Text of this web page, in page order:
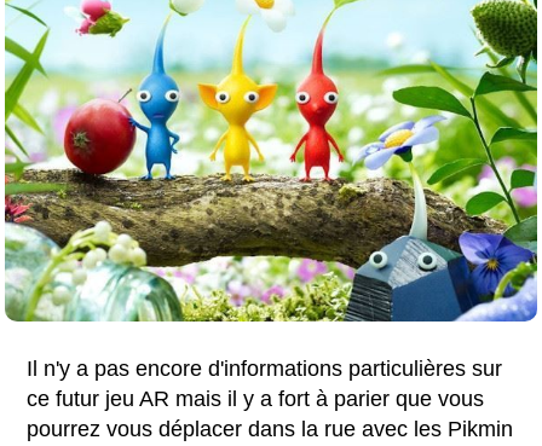
Il n'y a pas encore d'informations particulières sur
ce futur jeu AR mais il y a fort à parier que vous
pourrez vous déplacer dans la rue avec les Pikmin